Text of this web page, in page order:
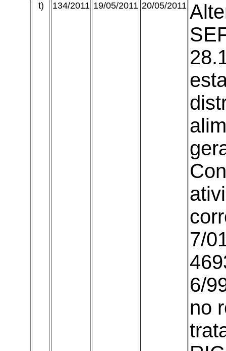
t) 134/2011 19/05/2011 20/05/2011
7/
6/
no